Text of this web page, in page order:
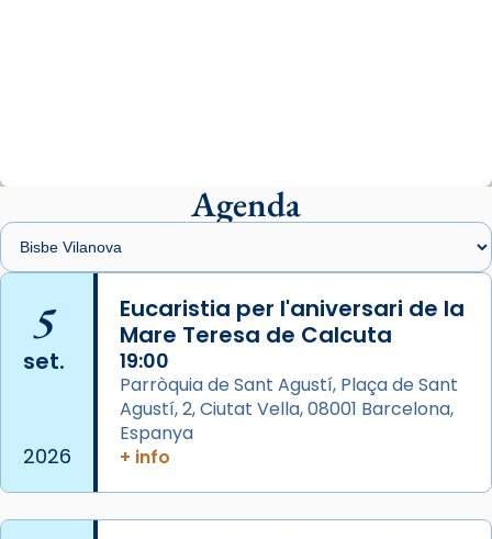
presidit aquest 27 de juliol la missa de Les
Santes de Mataró.
🔗
📸 J. Merino
Photo
View on Facebook ·
Arquebisbat de Barcelona
de Barcelona.
2 weeks ago
Agenda
5
set.
2026
Eucaristia per l'aniversari de la
Mare Teresa de Calcuta
19:00
Parròquia de Sant Agustí, Plaça de Sant
Agustí, 2, Ciutat Vella, 08001 Barcelona,
Espanya
+ info